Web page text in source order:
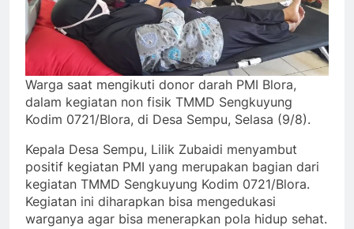
Warga saat mengikuti donor darah PMI Blora,
dalam kegiatan non fisik TMMD Sengkuyung
Kodim 0721/Blora, di Desa Sempu, Selasa (9/8).
Kepala Desa Sempu, Lilik Zubaidi menyambut
positif kegiatan PMI yang merupakan bagian dari
kegiatan TMMD Sengkuyung Kodim 0721/Blora.
Kegiatan ini diharapkan bisa mengedukasi
warganya agar bisa menerapkan pola hidup sehat.